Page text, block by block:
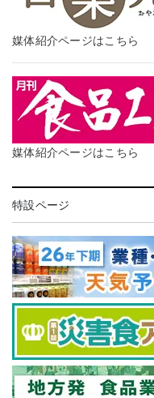
媒体紹介ページはこちら
媒体紹介ページはこちら
特設ページ